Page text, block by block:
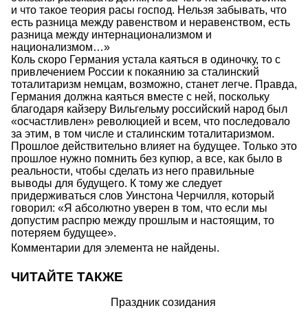
и что такое теория расы господ. Нельзя забывать, что
есть разница между равенством и неравенством, есть
разница между интернационализмом и
национализмом…»
Коль скоро Германия устала каяться в одиночку, то с
привлечением России к покаянию за сталинский
тоталитаризм немцам, возможно, станет легче. Правда,
Германия должна каяться вместе с ней, поскольку
благодаря кайзеру Вильгельму российский народ был
«осчастливлен» революцией и всем, что последовало
за этим, в том числе и сталинским тоталитаризмом.
Прошлое действительно влияет на будущее. Только это
прошлое нужно помнить без купюр, а все, как было в
реальности, чтобы сделать из него правильные
выводы для будущего. К тому же следует
придерживаться слов Уинстона Черчилля, который
говорил: «Я абсолютно уверен в том, что если мы
допустим распрю между прошлым и настоящим, то
потеряем будущее».
Комментарии для элемента не найдены.
ЧИТАЙТЕ ТАКЖЕ
Праздник созидания